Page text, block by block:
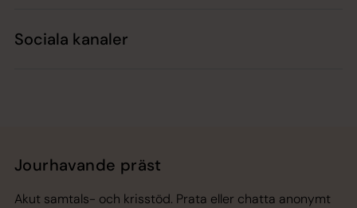
Sociala kanaler
Jourhavande präst
Akut samtals- och krisstöd. Prata eller chatta anonymt